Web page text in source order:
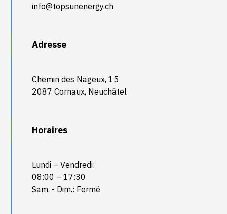
info@topsunenergy.ch
Adresse
Chemin des Nageux, 15
2087 Cornaux, Neuchâtel
Horaires
Lundi – Vendredi:
08:00 – 17:30
Sam. - Dim.: Fermé